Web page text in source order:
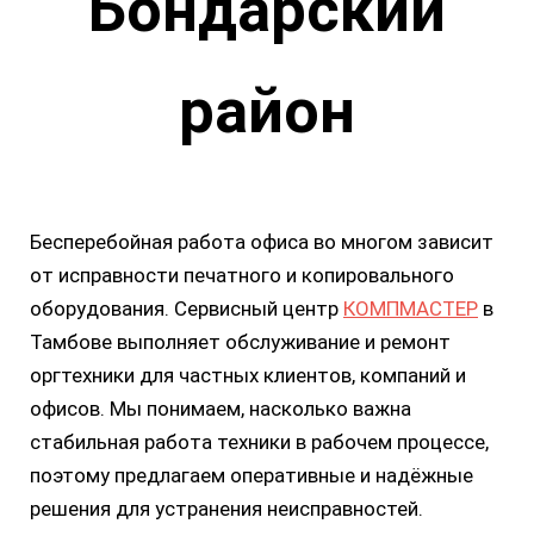
район
оборудования. Сервисный центрКОМПМАСТЕРв
Тамбове выполняет обслуживание и ремонт
оргтехники для частных клиентов, компаний и
офисов. Мы понимаем, насколько важна
стабильная работа техники в рабочем процессе,
поэтому предлагаем оперативные и надёжные
решения для устранения неисправностей.
Специалисты центра выполняют ремонт и
обслуживание принтеров, МФУ, сканеров и